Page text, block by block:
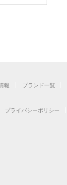
報
ブランド一覧
プライバシーポリシー